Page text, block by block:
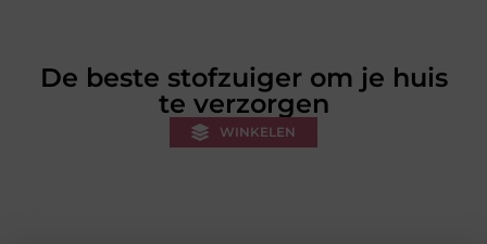
De beste stofzuiger om je huis
te verzorgen
WINKELEN